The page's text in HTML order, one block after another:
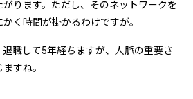
がります。ただし、そのネットワークを
く時間が掛かるわけですが。
退職して5年経ちますが、人脈の重要さ
すね。